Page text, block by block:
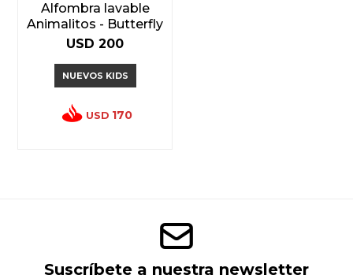
Alfombra lavable
Animalitos - Butterfly
USD 200
NUEVOS KIDS
USD 170
Suscríbete a nuestra newsletter